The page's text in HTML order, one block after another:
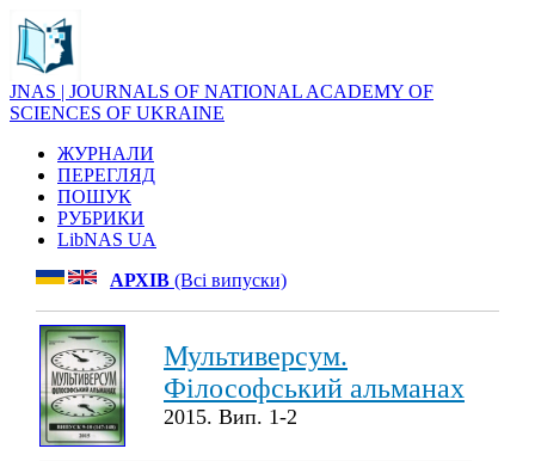
JNAS | JOURNALS OF NATIONAL ACADEMY OF
SCIENCES OF UKRAINE
ЖУРНАЛИ
ПЕРЕГЛЯД
ПОШУК
РУБРИКИ
LibNAS UA
АРХІВ (Всі випуски)
Мультиверсум.
Філософський альманах
2015. Вип. 1-2